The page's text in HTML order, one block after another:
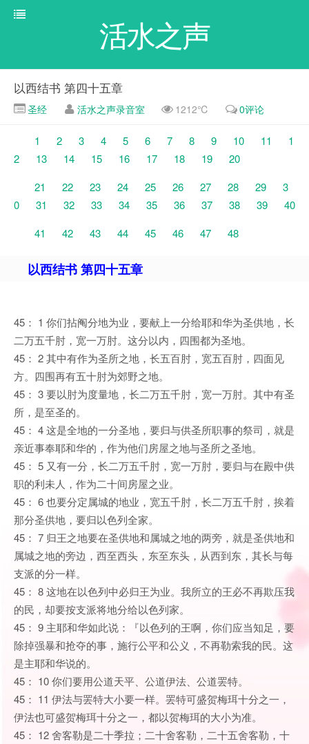
活水之声
以西结书 第四十五章
圣经 活水之声录音室 1212℃ 0评论
1 2 3 4 5 6 7 8 9 10 11
1
2
13 14 15 16 17 18 19
20
21
22 23 24 25 26 27 28 29
3
0
31 32 33 34 35 36 37 38 39
40
41
42 43 44 45 46 47 48
以西结书 第四十五章
45： 1 你们拈阄分地为业，要献上一分给耶和华为圣供地，长
二万五千肘，宽一万肘。这分以内，四围都为圣地。
45： 2 其中有作为圣所之地，长五百肘，宽五百肘，四面见
方。四围再有五十肘为郊野之地。
45： 3 要以肘为度量地，长二万五千肘，宽一万肘。其中有圣
所，是至圣的。
45： 4 这是全地的一分圣地，要归与供圣所职事的祭司，就是
亲近事奉耶和华的，作为他们房屋之地与圣所之圣地。
45： 5 又有一分，长二万五千肘，宽一万肘，要归与在殿中供
职的利未人，作为二十间房屋之业。
45： 6 也要分定属城的地业，宽五千肘，长二万五千肘，挨着
那分圣供地，要归以色列全家。
45： 7 归王之地要在圣供地和属城之地的两旁，就是圣供地和
属城之地的旁边，西至西头，东至东头，从西到东，其长与每
支派的分一样。
45： 8 这地在以色列中必归王为业。我所立的王必不再欺压我
的民，却要按支派将地分给以色列家。
45： 9 主耶和华如此说：『以色列的王啊，你们应当知足，要
除掉强暴和抢夺的事，施行公平和公义，不再勒索我的民。这
是主耶和华说的。
45： 10 你们要用公道天平、公道伊法、公道罢特。
45： 11 伊法与罢特大小要一样。罢特可盛贺梅珥十分之一，
伊法也可盛贺梅珥十分之一，都以贺梅珥的大小为准。
45： 12 舍客勒是二十季拉；二十舍客勒，二十五舍客勒，十